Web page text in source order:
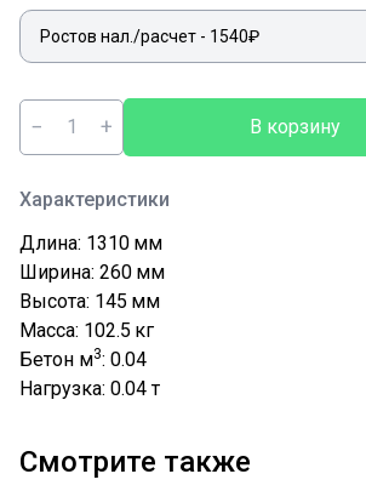
− + В корзину
Характеристики
Длина: 1310 мм
Ширина: 260 мм
Высота: 145 мм
Масса: 102.5 кг
Бетон м3: 0.04
Нагрузка: 0.04т
Смотрите также